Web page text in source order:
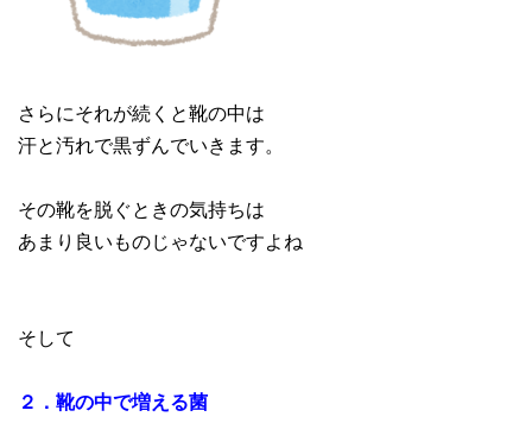
さらにそれが続くと靴の中は
汗と汚れで黒ずんでいきます。
その靴を脱ぐときの気持ちは
あまり良いものじゃないですよね
そして
２．靴の中で増える菌